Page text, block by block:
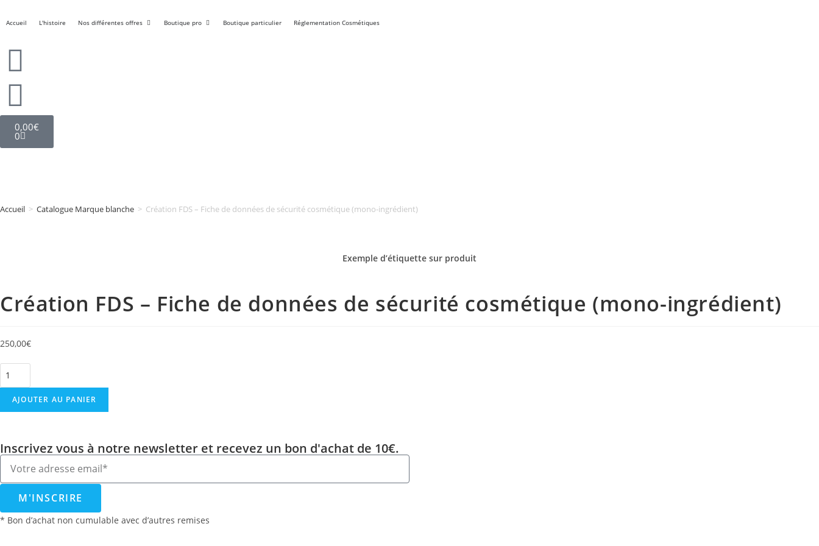
Accueil L'histoire Nos différentes offres Boutique pro Boutique particulier Réglementation Cosmétiques
0,00€
0
Accueil > Catalogue Marque blanche > Création FDS – Fiche de données de sécurité cosmétique (mono-ingrédient)
Exemple d’étiquette sur produit
Création FDS – Fiche de données de sécurité cosmétique (mono-ingrédient)
250,00€
AJOUTER AU PANIER
Inscrivez vous à notre newsletter et recevez un bon d'achat de 10€.
M'INSCRIRE
* Bon d’achat non cumulable avec d’autres remises